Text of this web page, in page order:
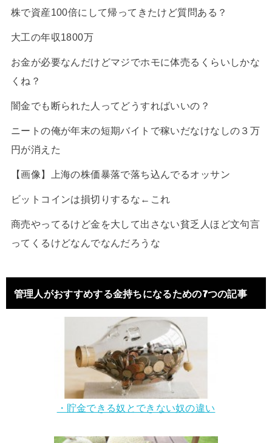
株で資産100倍にして帰ってきたけど質問ある？
大工の年収1800万
お金が必要なんだけどマジでホモに体売るくらいしかな
くね？
闇金でも断られた人ってどうすればいいの？
ニートの俺が年末の短期バイトで稼いだなけなしの３万
円が消えた
【画像】上海の株価暴落で落ち込んでるオッサン
ビットコインは損切りするな←これ
商売やってるけど金を大して出さない貧乏人ほど文句言
ってくるけどなんでなんだろうな
管理人がおすすめする金持ちになるための7つの記事
・貯金できる奴とできない奴の違い